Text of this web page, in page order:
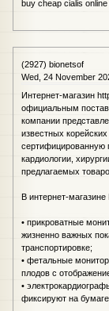
buy cheap cialis
(2927) bionetsof
Wed, 24 November
Интернет-магазин
официальным
компании
известных
сертифицированную
кардиологии,
предлагаемых
В интернет-
• прикроватные
жизненно важных
транспортировке;
• фетальные
плодов с
•
фиксируют на